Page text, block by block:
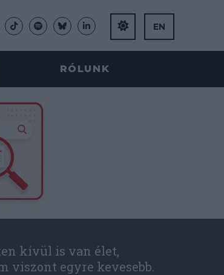
EN
RÓLUNK
kívül is van élet,
viszont egyre kevesebb.